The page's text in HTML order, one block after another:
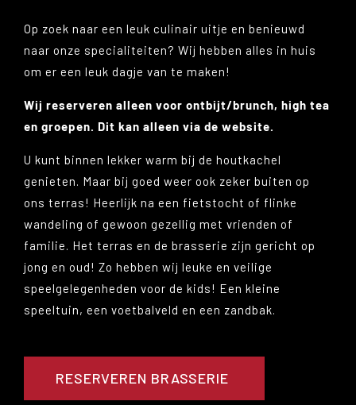
Op zoek naar een leuk culinair uitje en benieuwd
naar onze specialiteiten? Wij hebben alles in huis
om er een leuk dagje van te maken!
Wij reserveren alleen voor ontbijt/brunch, high tea
en groepen. Dit kan alleen via de website.
U kunt binnen lekker warm bij de houtkachel
genieten. Maar bij goed weer ook zeker buiten op
ons terras! Heerlijk na een fietstocht of flinke
wandeling of gewoon gezellig met vrienden of
familie. Het terras en de brasserie zijn gericht op
jong en oud! Zo hebben wij leuke en veilige
speelgelegenheden voor de kids! Een kleine
speeltuin, een voetbalveld en een zandbak.
RESERVEREN BRASSERIE